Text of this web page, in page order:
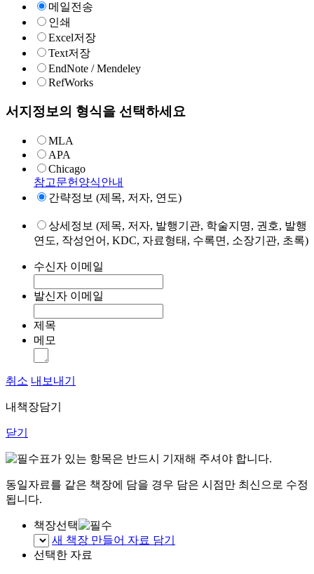
메일전송
인쇄
Excel저장
Text저장
EndNote / Mendeley
RefWorks
서지정보의 형식을 선택하세요
MLA
APA
Chicago
참고문헌양식안내
간략정보 (제목, 저자, 연도)
상세정보 (제목, 저자, 발행기관, 학술지명, 권호, 발행
연도, 작성언어, KDC, 자료형태, 수록면, 소장기관, 초록)
수신자 이메일
발신자 이메일
제목
메모
취소 내보내기
내책장담기
닫기
표가 있는 항목은 반드시 기재해 주셔야 합니다.
동일자료를 같은 책장에 담을 경우 담은 시점만 최신으로 수정
됩니다.
책장선택
새 책장 만들어 자료 담기
선택한 자료